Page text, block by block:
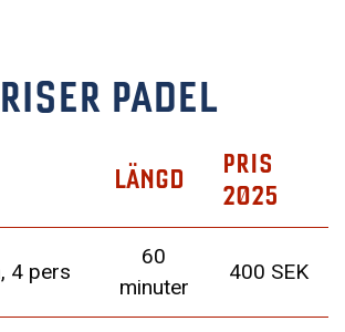
PADEL
LÄNGD
PRIS
2025
4 pers
60
minuter
400 SEK